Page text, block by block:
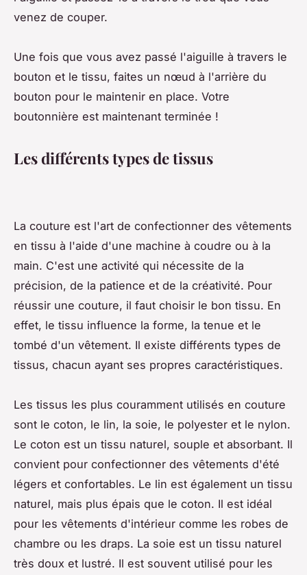
venez de couper.
Une fois que vous avez passé l'aiguille à travers le
bouton et le tissu, faites un nœud à l'arrière du
bouton pour le maintenir en place. Votre
boutonnière est maintenant terminée !
Les différents types de tissus
La couture est l'art de confectionner des vêtements
en tissu à l'aide d'une machine à coudre ou à la
main. C'est une activité qui nécessite de la
précision, de la patience et de la créativité. Pour
réussir une couture, il faut choisir le bon tissu. En
effet, le tissu influence la forme, la tenue et le
tombé d'un vêtement. Il existe différents types de
tissus, chacun ayant ses propres caractéristiques.
Les tissus les plus couramment utilisés en couture
sont le coton, le lin, la soie, le polyester et le nylon.
Le coton est un tissu naturel, souple et absorbant. Il
convient pour confectionner des vêtements d'été
légers et confortables. Le lin est également un tissu
naturel, mais plus épais que le coton. Il est idéal
pour les vêtements d'intérieur comme les robes de
chambre ou les draps. La soie est un tissu naturel
très doux et lustré. Il est souvent utilisé pour les